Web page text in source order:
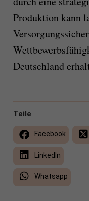
Produktion kann
Deutschland
Teile
Facebook
LinkedIn
Whatsapp